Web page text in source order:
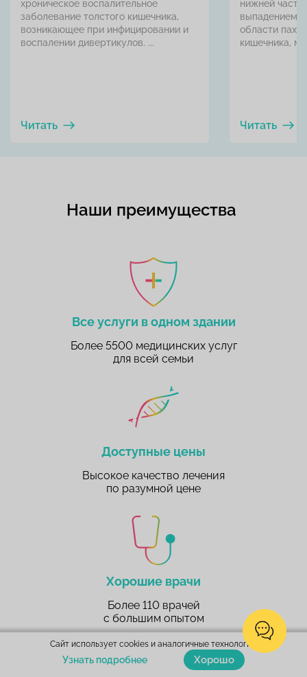
хроническое воспалительное
заболевание толстого кишечника,
возникающее при инфицировании и
воспалении дивертикулов. ...
Читать
нижней
выпадением
области
кишечника,
Читать
Наши преимущества
Все услуги в одном здании
Более 5500 медицинских услуг
для всей семьи
Доступные цены
Высокое качество лечения
по разумной цене
Хорошие врачи
Более 110 врачей
с большим опытом
Сайт использует cookies и аналогичные технологии.
Узнать подробнее Хорошо